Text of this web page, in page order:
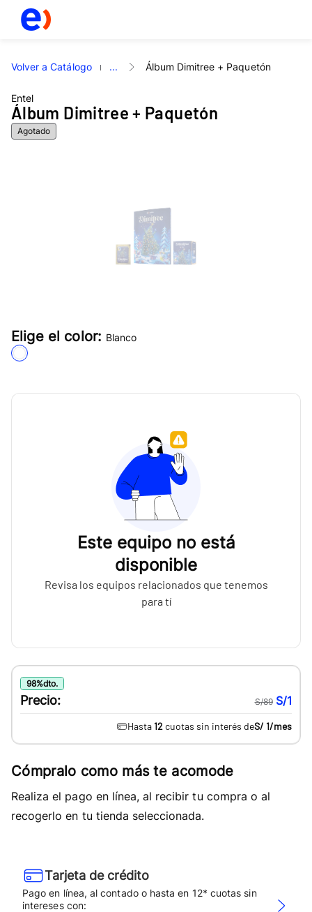
Volver a Catálogo ... Álbum Dimitree + Paquetón
Entel
Álbum Dimitree + Paquetón
Agotado
Elige el color: Blanco
Este equipo no está
disponible
Revisa los equipos relacionados que tenemos
para tí
98%dto.
Precio: S/89 S/1
Hasta 12 cuotas sin interés deS/ 1/mes
Cómpralo como más te acomode
Realiza el pago en línea, al recibir tu compra o al
recogerlo en tu tienda seleccionada.
Tarjeta de crédito
Pago en línea, al contado o hasta en 12* cuotas sin
intereses con: